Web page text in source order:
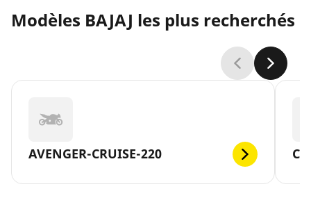
Modèles BAJAJ les plus recherchés
AVENGER-CRUISE-220